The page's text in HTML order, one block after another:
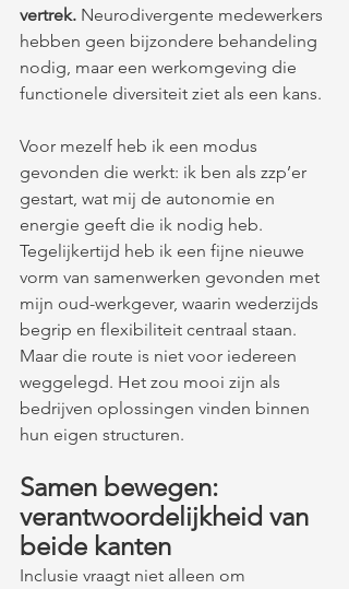
vertrek. Neurodivergente medewerkers
hebben geen bijzondere behandeling
nodig, maar een werkomgeving die
functionele diversiteit ziet als een kans.
Voor mezelf heb ik een modus
gevonden die werkt: ik ben als zzp’er
gestart, wat mij de autonomie en
energie geeft die ik nodig heb.
Tegelijkertijd heb ik een fijne nieuwe
vorm van samenwerken gevonden met
mijn oud-werkgever, waarin wederzijds
begrip en flexibiliteit centraal staan.
Maar die route is niet voor iedereen
weggelegd. Het zou mooi zijn als
bedrijven oplossingen vinden binnen
hun eigen structuren.
Samen bewegen:
verantwoordelijkheid van
beide kanten
Inclusie vraagt niet alleen om